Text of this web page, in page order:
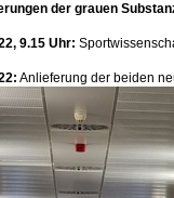
der grauen
9.15 Uhr:
Anlieferung der beiden